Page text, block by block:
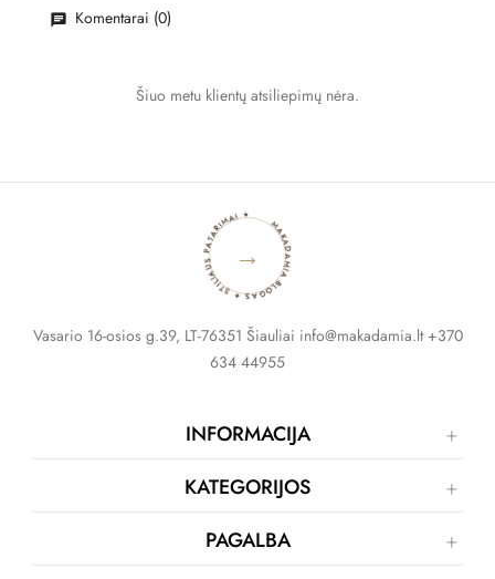
Komentarai (0)
Šiuo metu klientų atsiliepimų nėra.
MAKADAMIA BLOGAS ✦ STILIAUS PATARIMAI ✦
→
Vasario 16-osios g.39, LT-76351 Šiauliai info@makadamia.lt +370
634 44955
INFORMACIJA
KATEGORIJOS
PAGALBA